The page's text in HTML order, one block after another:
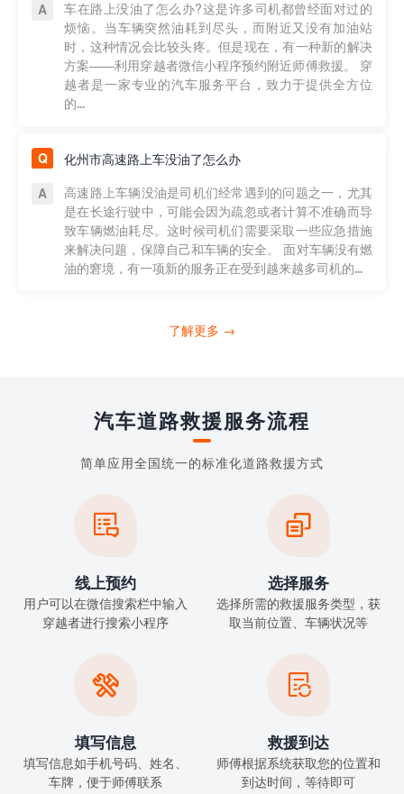
车在路上没油了怎么办?这是许多司机都曾经面对过的
烦恼。当车辆突然油耗到尽头，而附近又没有加油站
时，这种情况会比较头疼。但是现在，有一种新的解决
方案——利用穿越者微信小程序预约附近师傅救援。 穿
越者是一家专业的汽车服务平台，致力于提供全方位
的...
化州市高速路上车没油了怎么办
高速路上车辆没油是司机们经常遇到的问题之一，尤其
是在长途行驶中，可能会因为疏忽或者计算不准确而导
致车辆燃油耗尽。这时候司机们需要采取一些应急措施
来解决问题，保障自己和车辆的安全。 面对车辆没有燃
油的窘境，有一项新的服务正在受到越来越多司机的...
了解更多 →
汽车道路救援服务流程
简单应用全国统一的标准化道路救援方式

线上预约
用户可以在微信搜索栏中输入
穿越者进行搜索小程序

选择服务
选择所需的救援服务类型，获
取当前位置、车辆状况等

填写信息
填写信息如手机号码、姓名、
车牌，便于师傅联系

救援到达
师傅根据系统获取您的位置和
到达时间，等待即可